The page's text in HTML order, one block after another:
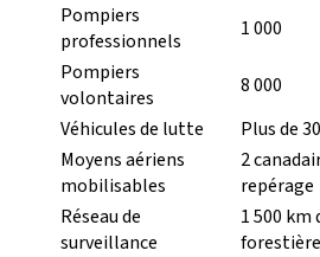
Pompiers
professionnels
1 000
Pompiers
volontaires
8 000
Véhicules de lutte
Plus de
Moyens aériens
mobilisables
2
repérage
Réseau de
surveillance
1 500 km